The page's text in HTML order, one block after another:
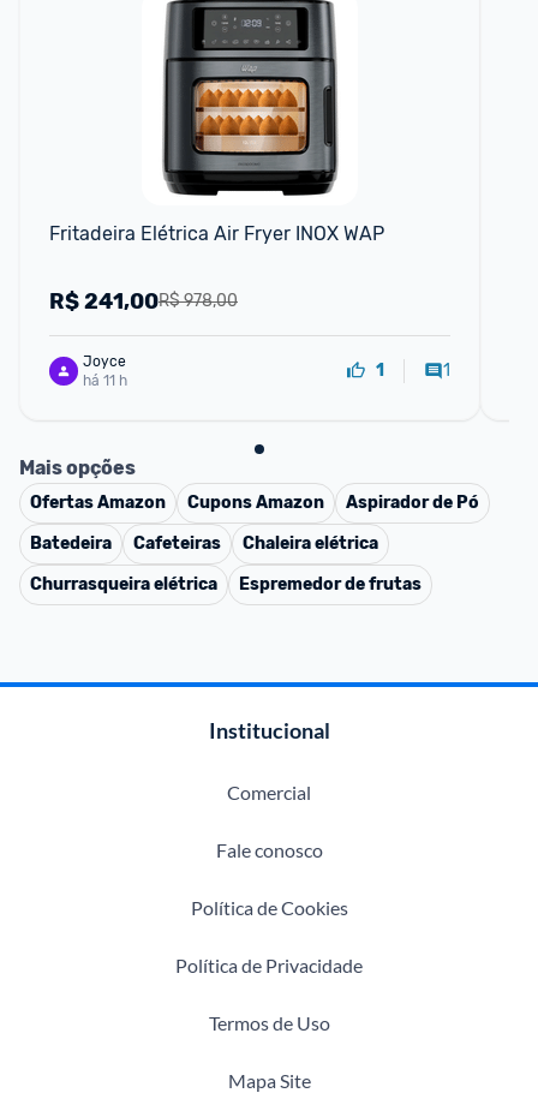
Fritadeira Elétrica Air Fryer INOX WAP
R$ 978,00
R$241,00
Joyce
há 11 h
1 1
Mais opções
OfertasAmazon CuponsAmazon
Aspirador de Pó
Batedeira
Cafeteiras
Chaleira elétrica
Churrasqueira elétrica
Espremedor de frutas
Institucional
Comercial
Fale conosco
Política de Cookies
Política de Privacidade
Termos de Uso
Mapa Site